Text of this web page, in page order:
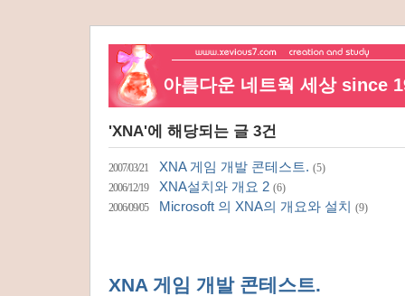
아름다운 네트웍 세상 since
'XNA'에 해당되는 글 3건
2007/03/21 XNA 게임 개발 콘테스트. (5)
2006/12/19
XNA설치와 개요 2 (6)
2006/09/05
Microsoft 의 XNA의 개요와 설치 (9)
XNA 게임 개발 콘테스트.